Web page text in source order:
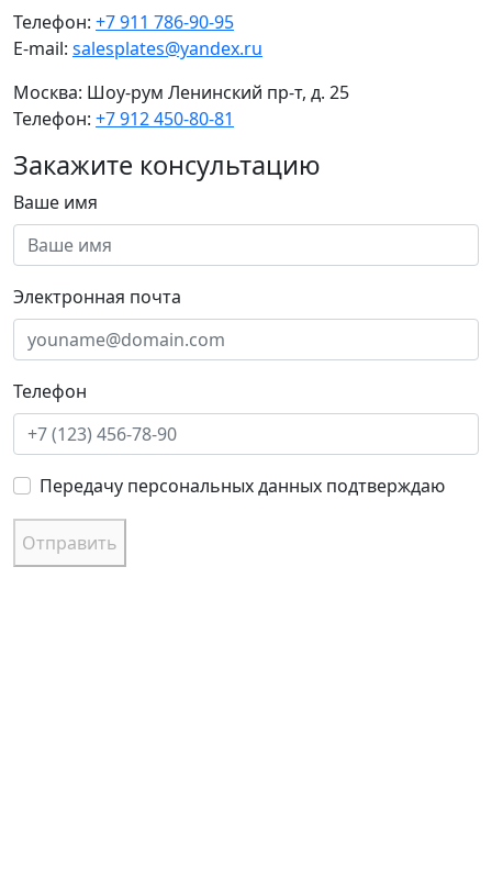
Телефон: +7 911 786-90-95
E-mail: salesplates@yandex.ru
Москва: Шоу-рум Ленинский пр-т, д. 25
Телефон: +7 912 450-80-81
Закажите консультацию
Ваше имя
Электронная почта
Телефон
Передачу персональных данных подтверждаю
Отправить